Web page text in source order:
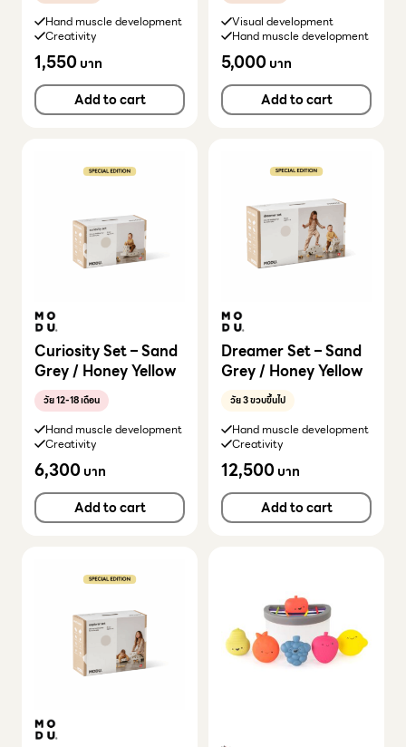
Hand muscle development
Creativity
1,550บาท
Add to cart
Visual development
Hand muscle development
5,000บาท
Add to cart
Curiosity Set – Sand
Grey / Honey Yellow
วัย 12-18 เดือน
Hand muscle development
Creativity
6,300บาท
Add to cart
Dreamer Set – Sand
Grey / Honey Yellow
วัย 3 ขวบขึ้นไป
Hand muscle development
Creativity
12,500บาท
Add to cart